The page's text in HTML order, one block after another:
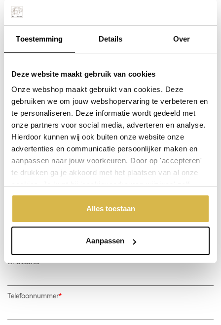
Toestemming Details Over
Deze website maakt gebruik van cookies
Onze webshop maakt gebruikt van cookies. Deze
gebruiken we om jouw webshopervaring te verbeteren en
te personaliseren. Deze informatie wordt gedeeld met
onze partners voor social media, adverteren en analyse.
Hierdoor kunnen wij ook buiten onze website onze
advertenties en communicatie persoonlijker maken en
aanpassen naar jouw voorkeuren. Door op 'accepteren'
te drukken ga je akkoord met het plaatsen van al onze
aangeven welke cookies jouw akkoord krijgen. En door te
'weigeren' worden alleen de functionele cookies
geplaatst. Bekijk onze cookieverklaring voor meer
Alles toestaan
Aanpassen
Plaats in winkelwagen
Doordeweeks voor 13.00 uur besteld, de volgende werkdag
verzonden.
De weergegeven prijs is excl. Verzendkosten
Garantie: 1 jaar
Stel een vraag over dit product
Uw naam
Emailadres
Telefoonnummer